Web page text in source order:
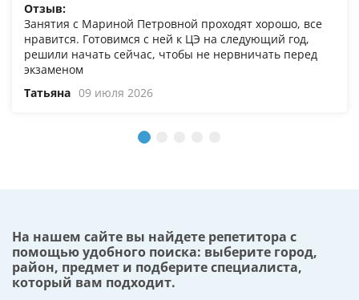
Отзыв:
Занятия с Мариной Петровной проходят хорошо, все
нравится. Готовимся с ней к ЦЭ на следующий год,
решили начать сейчас, чтобы не нервничать перед
экзаменом
Татьяна 09 июля 2026
На нашем сайте вы найдете репетитора с
помощью удобного поиска: выберите город,
район, предмет и подберите специалиста,
который вам подходит.